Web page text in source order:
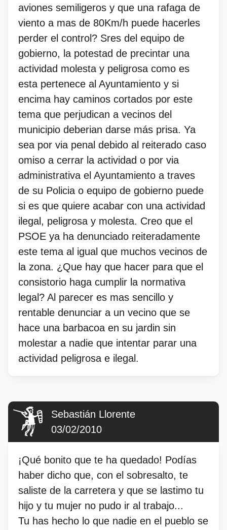
aviones semiligeros y que una rafaga de
viento a mas de 80Km/h puede hacerles
perder el control? Sres del equipo de
gobierno, la potestad de precintar una
actividad molesta y peligrosa como es
esta pertenece al Ayuntamiento y si
encima hay caminos cortados por este
tema que perjudican a vecinos del
municipio deberian darse más prisa. Ya
sea por via penal debido al reiterado caso
omiso a cerrar la actividad o por via
administrativa el Ayuntamiento a traves
de su Policia o equipo de gobierno puede
si es que quiere acabar con una actividad
ilegal, peligrosa y molesta. Creo que el
PSOE ya ha denunciado reiteradamente
este tema al igual que muchos vecinos de
la zona. ¿Que hay que hacer para que el
consistorio haga cumplir la normativa
legal? Al parecer es mas sencillo y
rentable denunciar a un vecino que se
hace una barbacoa en su jardin sin
molestar a nadie que intentar parar una
actividad peligrosa e ilegal.
Sebastián Llorente
03/02/2010
¡Qué bonito que te ha quedado! Podías
haber dicho que, con el sobresalto, te
saliste de la carretera y que se lastimo tu
hijo y tu mujer no pudo ir al trabajo...
Tu has hecho lo que nadie en el pueblo se